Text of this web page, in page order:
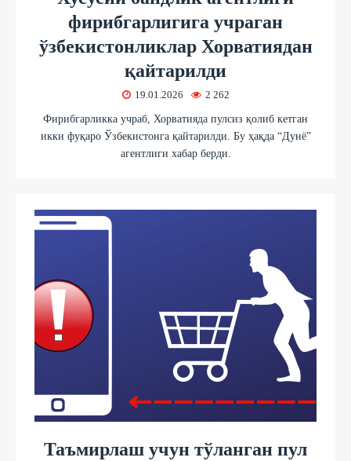
фирибгарлигига учраган
ўзбекистонликлар Хорватиядан
қайтарилди
19.01.2026 2 262
Фирибгарликка учраб, Хорватияда пулсиз қолиб кетган
икки фуқаро Ўзбекистонга қайтарилди. Бу ҳақда “Дунё”
агентлиги хабар берди.
Таъмирлаш учун тўланган пул